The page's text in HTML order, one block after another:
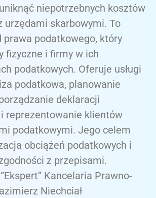
niepotrzebnych kosztów
urzędami skarbowymi. To
prawa podatkowego, który
fizyczne i firmy w ich
podatkowych. Oferuje usługi
podatkowa, planowanie
deklaracji
reprezentowanie klientów
podatkowymi. Jego celem
obciążeń podatkowych i
z przepisami.
Kancelaria Prawno-
Niechciał